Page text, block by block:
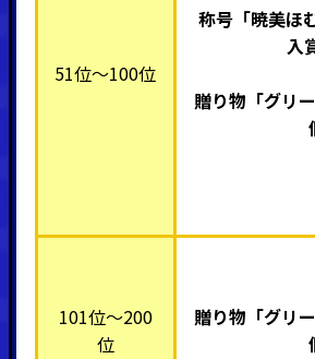
51位～100位
称号「暁美ほ
入
贈り物「グリ
101位～200
位
贈り物「グリ